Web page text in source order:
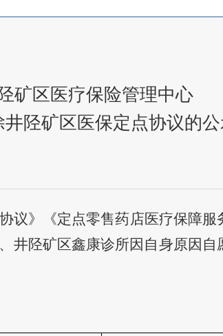
矿区医疗保险管理中心
井陉矿区医保定点协议的
议》 《定点零售药店医疗保障
井陉矿区鑫康诊所因自身原因